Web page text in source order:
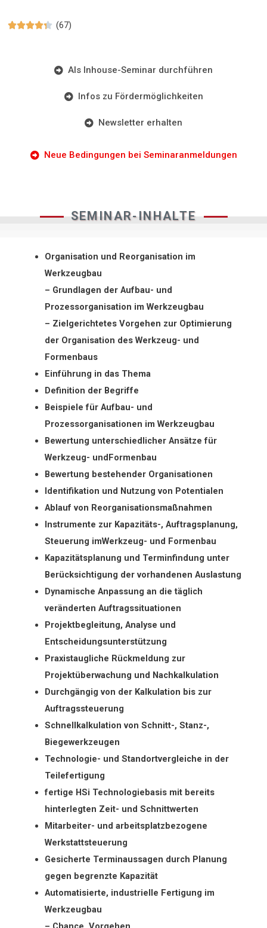
 (67)
Als Inhouse-Seminar durchführen
Infos zu Fördermöglichkeiten
Newsletter erhalten
Neue Bedingungen bei Seminaranmeldungen
SEMINAR-INHALTE
Organisation und Reorganisation im
Werkzeugbau
– Grundlagen der Aufbau- und
Prozessorganisation im Werkzeugbau
– Zielgerichtetes Vorgehen zur Optimierung
der Organisation des Werkzeug- und
Formenbaus
Einführung in das Thema
Definition der Begriffe
Beispiele für Aufbau- und
Prozessorganisationen im Werkzeugbau
Bewertung unterschiedlicher Ansätze für
Werkzeug- undFormenbau
Bewertung bestehender Organisationen
Identifikation und Nutzung von Potentialen
Ablauf von Reorganisationsmaßnahmen
Instrumente zur Kapazitäts-, Auftragsplanung,
Steuerung imWerkzeug- und Formenbau
Kapazitätsplanung und Terminfindung unter
Berücksichtigung der vorhandenen Auslastung
Dynamische Anpassung an die täglich
veränderten Auftragssituationen
Projektbegleitung, Analyse und
Entscheidungsunterstützung
Praxistaugliche Rückmeldung zur
Projektüberwachung und Nachkalkulation
Durchgängig von der Kalkulation bis zur
Auftragssteuerung
Schnellkalkulation von Schnitt-, Stanz-,
Biegewerkzeugen
Technologie- und Standortvergleiche in der
Teilefertigung
fertige HSi Technologiebasis mit bereits
hinterlegten Zeit- und Schnittwerten
Mitarbeiter- und arbeitsplatzbezogene
Werkstattsteuerung
Gesicherte Terminaussagen durch Planung
gegen begrenzte Kapazität
Automatisierte, industrielle Fertigung im
Werkzeugbau